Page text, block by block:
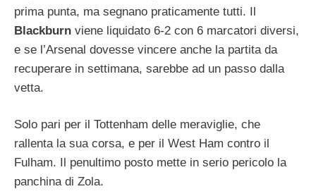
prima punta, ma segnano praticamente tutti. Il
Blackburn viene liquidato 6-2 con 6 marcatori diversi,
e se l’Arsenal dovesse vincere anche la partita da
recuperare in settimana, sarebbe ad un passo dalla
vetta.
Solo pari per il Tottenham delle meraviglie, che
rallenta la sua corsa, e per il West Ham contro il
Fulham. Il penultimo posto mette in serio pericolo la
panchina di Zola.